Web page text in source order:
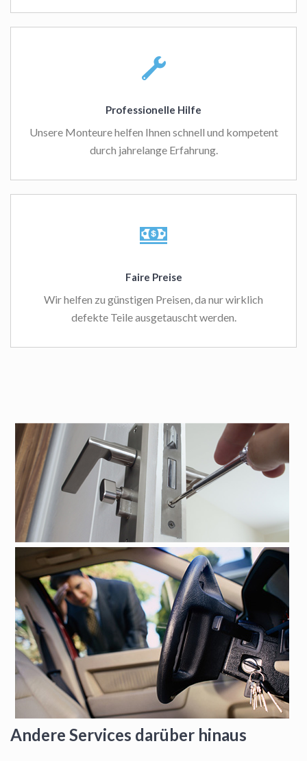
Professionelle Hilfe
Unsere Monteure helfen Ihnen schnell und kompetent
durch jahrelange Erfahrung.
Faire Preise
Wir helfen zu günstigen Preisen, da nur wirklich
defekte Teile ausgetauscht werden.
Andere Services darüber hinaus